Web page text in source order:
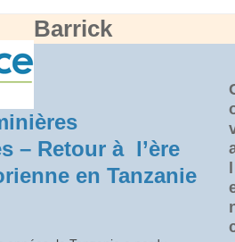
Barrick
– Retour à l’ère
en Tanzanie